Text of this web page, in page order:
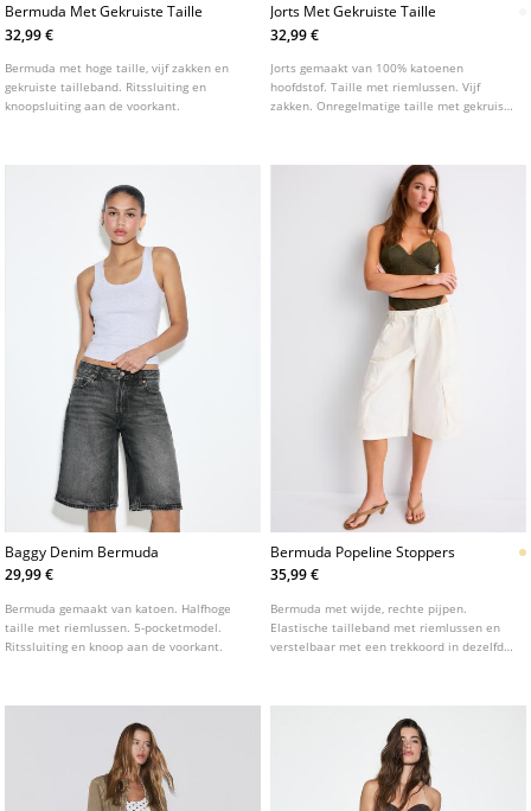
Bermuda Met Gekruiste Taille
32,99 €
Bermuda met hoge taille, vijf zakken en
gekruiste tailleband. Ritssluiting en
knoopsluiting aan de voorkant.
Jorts Met Gekruiste Taille
32,99 €
Jorts gemaakt van 100% katoenen
hoofdstof. Taille met riemlussen. Vijf
zakken. Onregelmatige taille met gekruiste
Baggy Denim Bermuda
29,99 €
Bermuda gemaakt van katoen. Halfhoge
taille met riemlussen. 5-pocketmodel.
Ritssluiting en knoop aan de voorkant.
Bermuda Popeline Stoppers
35,99 €
Bermuda met wijde, rechte pijpen.
Elastische tailleband met riemlussen en
verstelbaar met een trekkoord in dezelfde